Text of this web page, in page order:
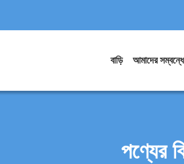
বাড়ি আমাদের সম্বন্ধে
পণ্যের